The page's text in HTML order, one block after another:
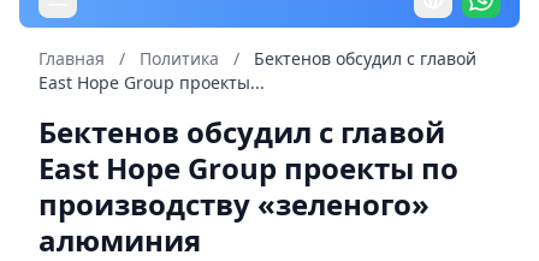
Главная / Политика /
Бектенов обсудил с главой
East Hope Group проекты...
Бектенов обсудил с главой
East Hope Group проекты по
производству «зеленого»
алюминия